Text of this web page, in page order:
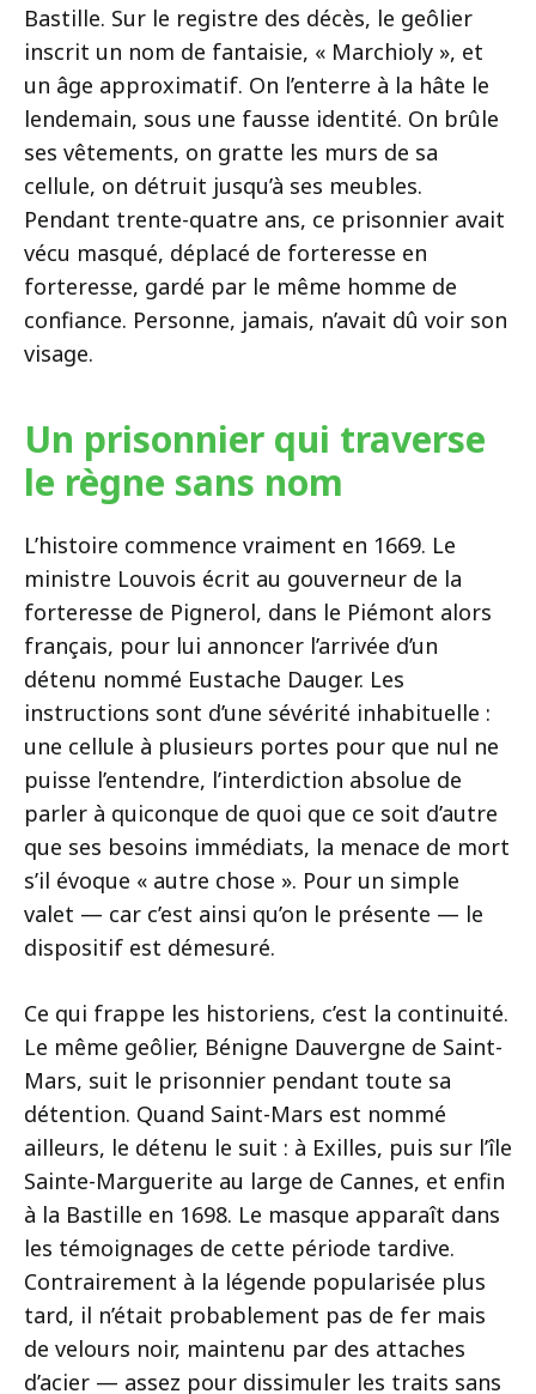
Bastille. Sur le registre des décès, le geôlier
inscrit un nom de fantaisie, « Marchioly », et
un âge approximatif. On l’enterre à la hâte le
lendemain, sous une fausse identité. On brûle
ses vêtements, on gratte les murs de sa
cellule, on détruit jusqu’à ses meubles.
Pendant trente-quatre ans, ce prisonnier avait
vécu masqué, déplacé de forteresse en
forteresse, gardé par le même homme de
confiance. Personne, jamais, n’avait dû voir son
visage.
Un prisonnier qui traverse
le règne sans nom
L’histoire commence vraiment en 1669. Le
ministre Louvois écrit au gouverneur de la
forteresse de Pignerol, dans le Piémont alors
français, pour lui annoncer l’arrivée d’un
détenu nommé Eustache Dauger. Les
instructions sont d’une sévérité inhabituelle :
une cellule à plusieurs portes pour que nul ne
puisse l’entendre, l’interdiction absolue de
parler à quiconque de quoi que ce soit d’autre
que ses besoins immédiats, la menace de mort
s’il évoque « autre chose ». Pour un simple
valet — car c’est ainsi qu’on le présente — le
dispositif est démesuré.
Ce qui frappe les historiens, c’est la continuité.
Le même geôlier, Bénigne Dauvergne de Saint-
Mars, suit le prisonnier pendant toute sa
détention. Quand Saint-Mars est nommé
ailleurs, le détenu le suit : à Exilles, puis sur l’île
Sainte-Marguerite au large de Cannes, et enfin
à la Bastille en 1698. Le masque apparaît dans
les témoignages de cette période tardive.
Contrairement à la légende popularisée plus
tard, il n’était probablement pas de fer mais
de velours noir, maintenu par des attaches
d’acier — assez pour dissimuler les traits sans